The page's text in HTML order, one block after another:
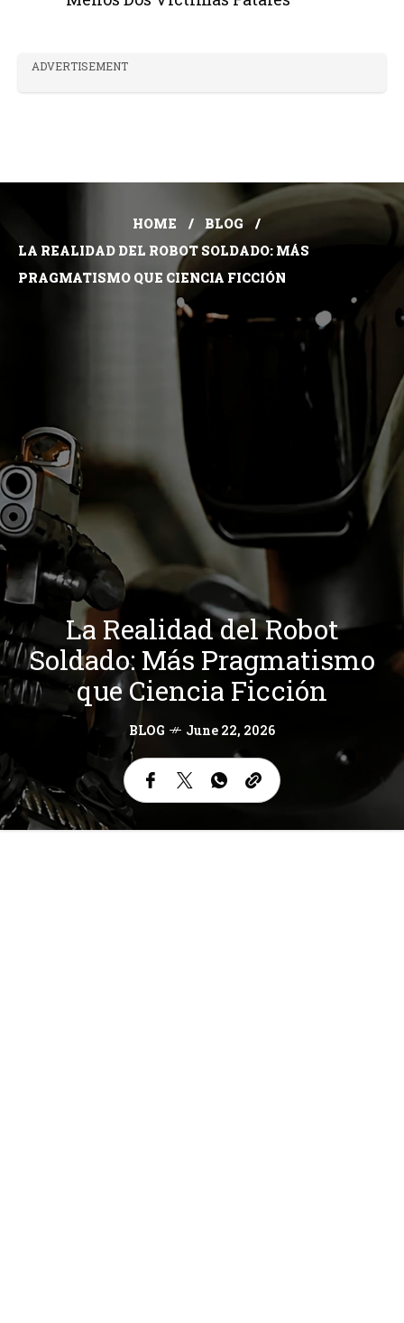
ADVERTISEMENT
HOME
BLOG
LA REALIDAD DEL ROBOT SOLDADO: MÁS
PRAGMATISMO QUE CIENCIA FICCIÓN
La Realidad del Robot
Soldado: Más Pragmatismo
que Ciencia Ficción
BLOG June 22, 2026